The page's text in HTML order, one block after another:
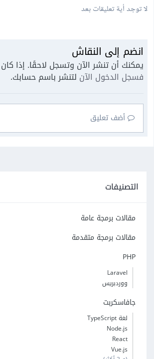
لا توجد أية تعليقات بعد
انضم إلى النقاش
يمكنك أن تنشر الآن وتسجل لاحقًا. إذا
فسجل الدخول الآن لتنشر باسم حسابك.
أضف تعليق
التصنيفات
مقالات برمجة عامة
مقالات برمجة متقدمة
PHP
Laravel
ووردبريس
جافاسكربت
لغة TypeScript
Node.js
React
Vue.js